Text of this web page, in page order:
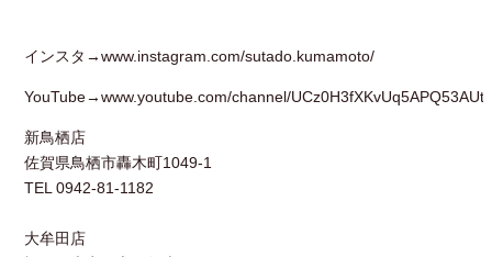
インスタ→www.instagram.com/sutado.kumamoto/
YouTube→www.youtube.com/channel/UCz0H3fXKvUq5A
新鳥栖店
佐賀県鳥栖市轟木町1049-1
TEL 0942-81-1182
大牟田店